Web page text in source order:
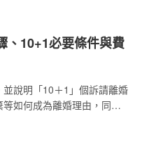
、10+1必要條件與費
說明「10＋1」個訴請離婚
如何成為離婚理由，同時
律師替您爭取對自己與孩